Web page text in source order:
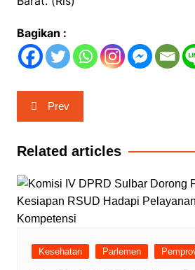
Bagikan :
Navigasi
pos
Prev
Related articles
Kesehatan Parlemen